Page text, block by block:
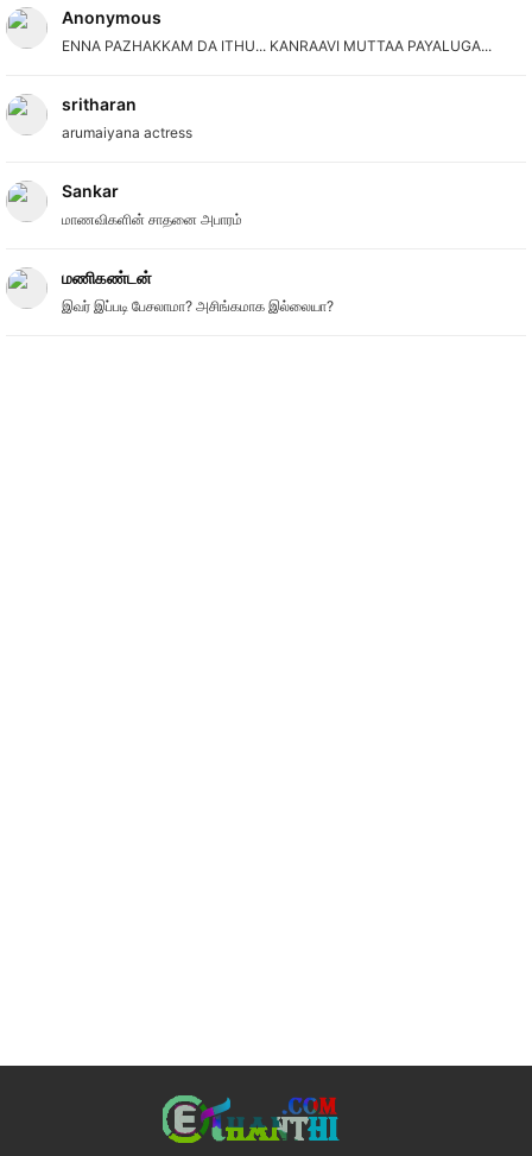
Anonymous
ENNA PAZHAKKAM DA ITHU... KANRAAVI MUTTAA PAYALUGA...
sritharan
arumaiyana actress
Sankar
மாணவிகளின் சாதனை அபாரம்
மணிகண்டன்
இவர் இப்படி பேசலாமா? அசிங்கமாக இல்லையா?